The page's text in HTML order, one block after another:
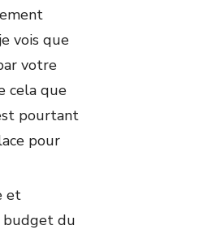
vois que
votre
cela que
pourtant
pour
et
budget du